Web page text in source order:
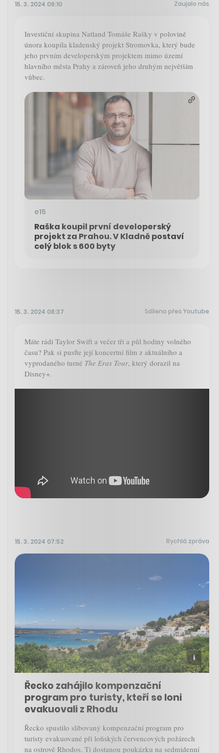
15. 3. 2024 09:10 Zaujalo nás
Investiční skupina Natland Tomáše Rašky v polovině
února koupila kladenský projekt Stromovka, který bude
jeho prvním developerským projektem mimo území
hlavního města Prahy a zároveň jeho druhým největším
vůbec.
e15
Raška koupil první developerský
projekt za Prahou. V Kladně postaví
celý blok s 600 byty
15. 3. 2024 08:37 Sdíleno přes Youtube
Máte rádi Taylor Swift a večer tři a půl hodiny volného
času? Pak si pusťte její koncertní film z aktuálního a
vyprodaného turné The Eras Tour, který dorazil na
Disney+.
15. 3. 2024 07:52 Rychlá zpráva
Řecko zahájilo kompenzační
program pro turisty, kteří se loni
evakuovali z Rhodu
Řecko spustilo slibovaný kompenzační program pro
turisty evakuované při loňských červencových požárech
na ostrově Rhodos. Ti dostanou poukázku na sedmidenní